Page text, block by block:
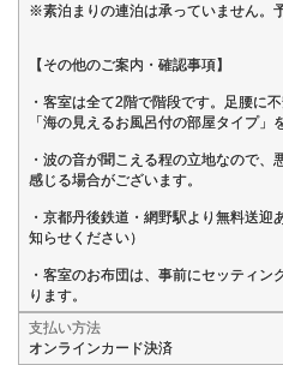
※素泊まりの連泊は承っていません。
【その他のご案内・確認事項】
・客室は全て2階で階段です。足腰に
「海の見えるお風呂付の部屋タイプ」
・波の音が聞こえる程の立地なので
感じる場合がございます。
・京都丹後鉄道・網野駅より無料送
知らせください）
・客室のお布団は、事前にセッティ
ります。
支払い方法
オンラインカード決済